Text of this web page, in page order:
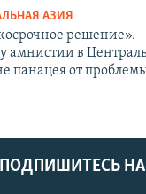
АЗИЯ
решение».
амнистии в
панацея от
ПОДПИШИТЕСЬ